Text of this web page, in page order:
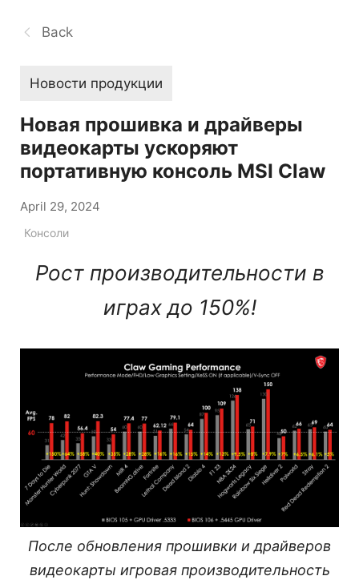
Back
Новости продукции
Новая прошивка и драйверы
видеокарты ускоряют
портативную консоль MSI Claw
April 29, 2024
Консоли
Рост производительности в
играх до 150%!
После обновления прошивки и драйверов
видеокарты игровая производительность